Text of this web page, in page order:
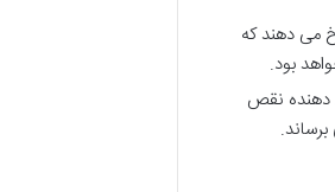
می دهند که
دهنده نقص